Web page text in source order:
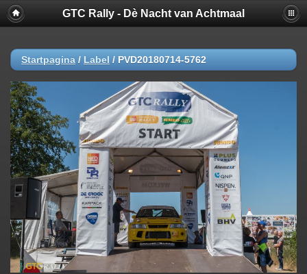
GTC Rally - Dè Nacht van Achtmaal
Startpagina / Label / PVD20180714-5762